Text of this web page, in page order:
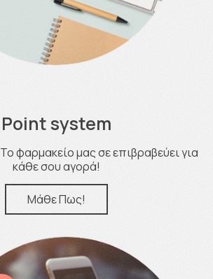
Point system
Το φαρμακείο μας σε επιβραβεύει για
κάθε σου αγορά!
Μάθε Πως!